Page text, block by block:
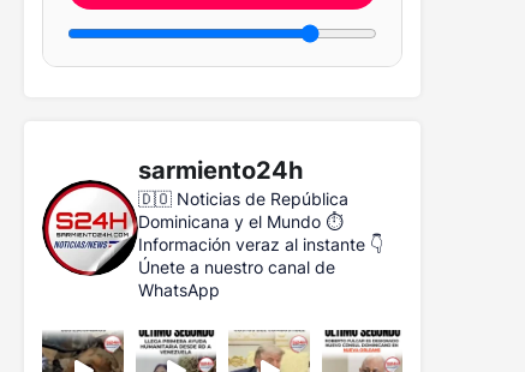
sarmiento24h
🇩🇴 Noticias de República
Dominicana y el Mundo ⏱️
Información veraz al instante 👇
Únete a nuestro canal de
WhatsApp